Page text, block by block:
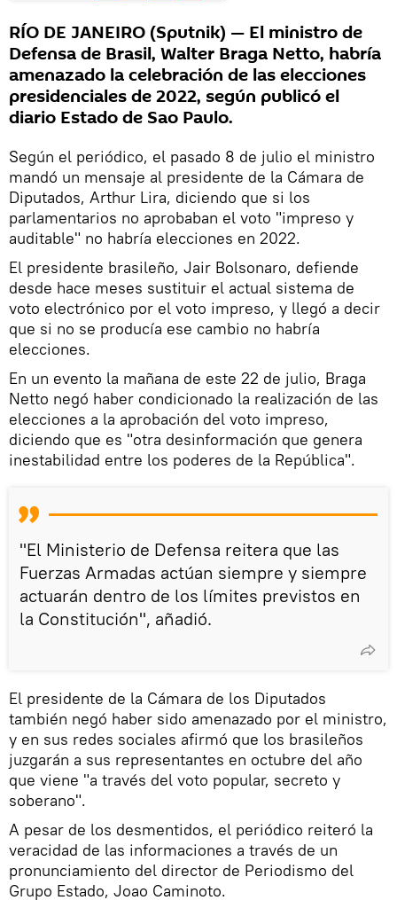
RÍO DE JANEIRO (Sputnik) — El ministro de
Defensa de Brasil, Walter Braga Netto, habría
amenazado la celebración de las elecciones
presidenciales de 2022, según publicó el
diario Estado de Sao Paulo.
Según el periódico, el pasado 8 de julio el ministro
mandó un mensaje al presidente de la Cámara de
Diputados, Arthur Lira, diciendo que si los
parlamentarios no aprobaban el voto "impreso y
auditable" no habría elecciones en 2022.
El presidente brasileño, Jair Bolsonaro, defiende
desde hace meses sustituir el actual sistema de
voto electrónico por el voto impreso, y llegó a decir
que si no se producía ese cambio no habría
elecciones.
En un evento la mañana de este 22 de julio, Braga
Netto negó haber condicionado la realización de las
elecciones a la aprobación del voto impreso,
diciendo que es "otra desinformación que genera
inestabilidad entre los poderes de la República".
"El Ministerio de Defensa reitera que las
Fuerzas Armadas actúan siempre y siempre
actuarán dentro de los límites previstos en
la Constitución", añadió.
El presidente de la Cámara de los Diputados
también negó haber sido amenazado por el ministro,
y en sus redes sociales afirmó que los brasileños
juzgarán a sus representantes en octubre del año
que viene "a través del voto popular, secreto y
soberano".
A pesar de los desmentidos, el periódico reiteró la
veracidad de las informaciones a través de un
pronunciamiento del director de Periodismo del
Grupo Estado, Joao Caminoto.